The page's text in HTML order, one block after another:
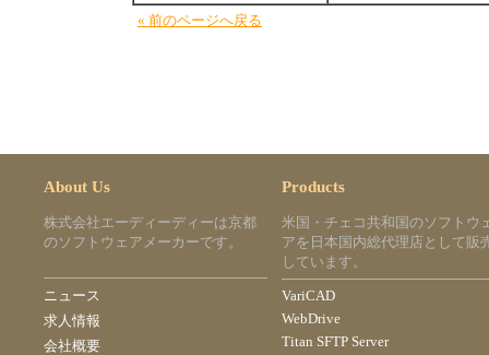
« 前のページへ戻る
About Us
株式会社エーディーディーは京都
のソフトウェアメーカーです。
ニュース
求人情報
会社概要
Products
米国・チェコ共和国のソフトウ
アを日本国内総代理店として販
しています。
VariCAD
WebDrive
Titan SFTP Server